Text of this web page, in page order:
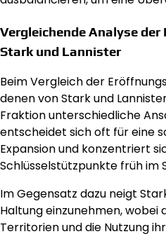
Vergleichende Analyse
Stark und Lannister
Beim Vergleich der
denen von Stark und
Fraktion unterschiedliche
entscheidet sich oft für eine
Expansion und konzentriert
Schlüsselstützpunkte früh im
Im Gegensatz dazu neigt
Haltung einzunehmen,
Territorien und die Nutzung